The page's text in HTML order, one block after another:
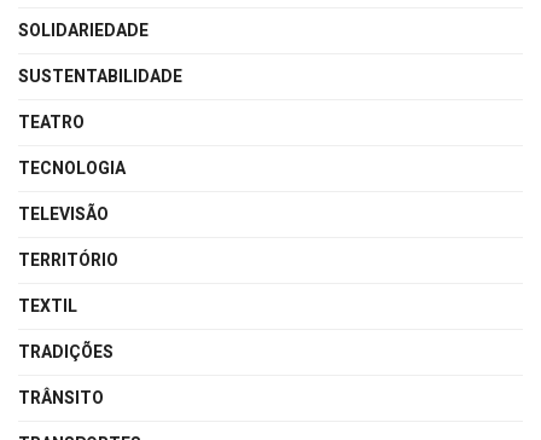
SOLIDARIEDADE
SUSTENTABILIDADE
TEATRO
TECNOLOGIA
TELEVISÃO
TERRITÓRIO
TEXTIL
TRADIÇÕES
TRÂNSITO